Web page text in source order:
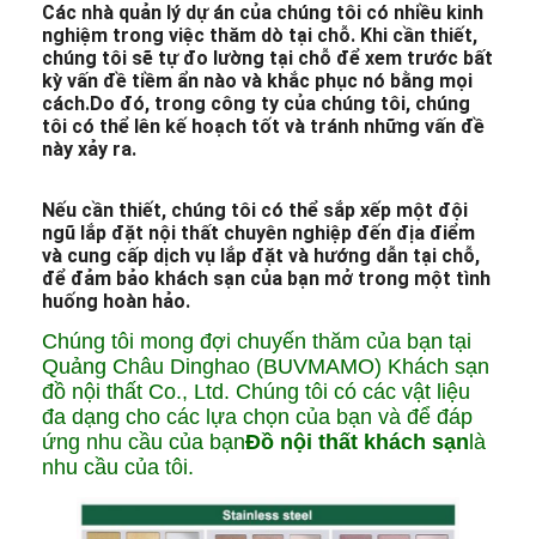
Các nhà quản lý dự án của chúng tôi có nhiều kinh
nghiệm trong việc thăm dò tại chỗ. Khi cần thiết,
chúng tôi sẽ tự đo lường tại chỗ để xem trước bất
kỳ vấn đề tiềm ẩn nào và khắc phục nó bằng mọi
cách.Do đó, trong công ty của chúng tôi, chúng
tôi có thể lên kế hoạch tốt và tránh những vấn đề
này xảy ra.
Nếu cần thiết, chúng tôi có thể sắp xếp một đội
ngũ lắp đặt nội thất chuyên nghiệp đến địa điểm
và cung cấp dịch vụ lắp đặt và hướng dẫn tại chỗ,
để đảm bảo khách sạn của bạn mở trong một tình
huống hoàn hảo.
Chúng tôi mong đợi chuyến thăm của bạn tại
Quảng Châu Dinghao (BUVMAMO) Khách sạn
đồ nội thất Co., Ltd. Chúng tôi có các vật liệu
đa dạng cho các lựa chọn của bạn và để đáp
ứng nhu cầu của bạnĐồ nội thất khách sạn là
nhu cầu của tôi.